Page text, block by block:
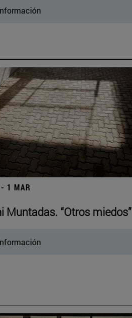
1 MAR
Muntadas. “Otros miedos”